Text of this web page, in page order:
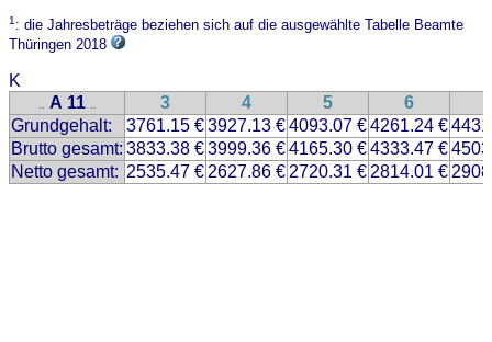
1: die Jahresbeträge beziehen sich auf die ausgewählte Tabelle Beamte
Thüringen 2018
K
.. A 11 .. 3 4 5 6
Grundgehalt:
3761.15 €3927.13 €4093.07 €4261.24 €
Brutto gesamt: 3833.38 €3999.36 €4165.30 €4333.47 €
Netto gesamt: 2535.47 € 2627.86 € 2720.31 € 2814.01 €